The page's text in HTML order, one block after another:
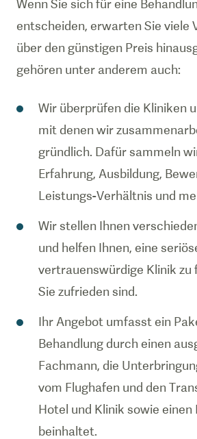
Wenn Sie sich für eine
entscheiden, erwarten Sie viele
über den günstigen Preis
gehören unter anderem auch:
Wir überprüfen die Kliniken
mit denen wir
gründlich. Dafür sammeln
Erfahrung, Ausbildung,
Leistungs-Verhältnis und
Wir stellen Ihnen
und helfen Ihnen, eine
vertrauenswürdige Klinik zu
Sie zufrieden sind.
Ihr Angebot umfasst ein
Behandlung durch einen
Fachmann, die
vom Flughafen und den
Hotel und Klinik sowie einen
beinhaltet.